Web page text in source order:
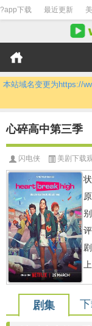
?app下载 最近更新
本站域名变更为https://
心碎高中第三季
闪电侠 美剧下载
剧集